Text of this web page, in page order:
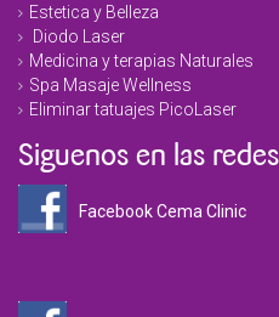
Estetica y Belleza
Diodo Laser
Medicina y terapias Naturales
Spa Masaje Wellness
Eliminar tatuajes PicoLaser
Siguenos en las redes
Facebook Cema Clinic